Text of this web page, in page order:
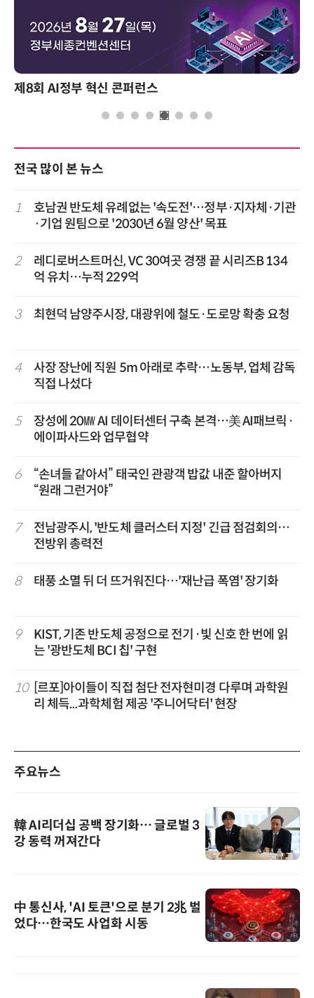
제8회 AI정부 혁신 콘퍼런스
전국 많이 본 뉴스
1
호남권 반도체 유례없는 '속도전'…정부·지자체·기관
·기업 원팀으로 '2030년 6월 양산' 목표
2
레디로버스트머신, VC 30여곳 경쟁 끝 시리즈B 134
억 유치…누적 229억
3 최현덕 남양주시장, 대광위에 철도·도로망 확충 요청
4
사장 장난에 직원 5m 아래로 추락…노동부, 업체 감독
직접 나섰다
5
장성에 20㎿ AI 데이터센터 구축 본격…美 AI패브릭·
에이파사드와 업무협약
6
“손녀들 같아서” 태국인 관광객 밥값 내준 할아버지
“원래 그런거야”
7
전남광주시, '반도체 클러스터 지정' 긴급 점검회의…
전방위 총력전
8 태풍 소멸 뒤 더 뜨거워진다…'재난급 폭염' 장기화
9
KIST, 기존 반도체 공정으로 전기·빛 신호 한 번에 읽
는 '광반도체 BCI 칩' 구현
10 [르포]아이들이 직접 첨단 전자현미경 다루며 과학원
리 체득...과학체험 제공 '주니어닥터' 현장
주요뉴스
韓 AI리더십 공백 장기화… 글로벌 3
강 동력 꺼져간다
中 통신사, 'AI 토큰'으로 분기 2兆 벌
었다…한국도 사업화 시동